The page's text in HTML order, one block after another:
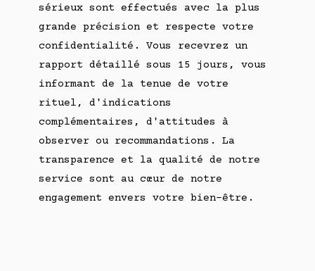
sérieux sont effectués avec la plus
grande précision et respecte votre
confidentialité. Vous recevrez un
rapport détaillé sous 15 jours, vous
informant de la tenue de votre
rituel, d'indications
complémentaires, d'attitudes à
observer ou recommandations. La
transparence et la qualité de notre
service sont au cœur de notre
engagement envers votre bien-être.